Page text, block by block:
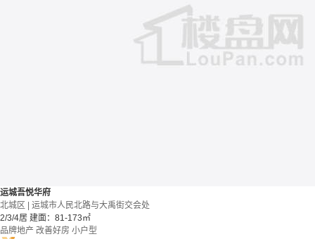
运城吾悦华府
北城区 | 运城市人民北路与大禹街交会处
2/3/4居 建面：81-173㎡
品牌地产 改善好房 小户型